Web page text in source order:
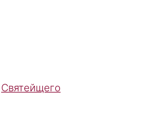
Святейщего